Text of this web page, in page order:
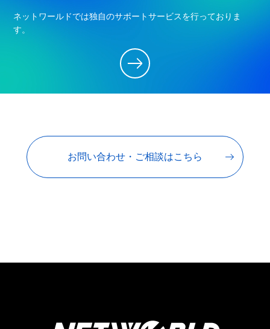
ネットワールドでは独自のサポートサービスを行っておりま
す。
お問い合わせ・ご相談はこちら